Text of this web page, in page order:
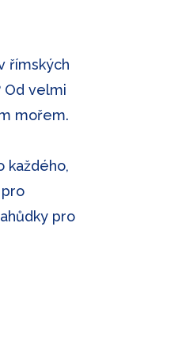
římských
Od velmi
mořem.
každého,
pro